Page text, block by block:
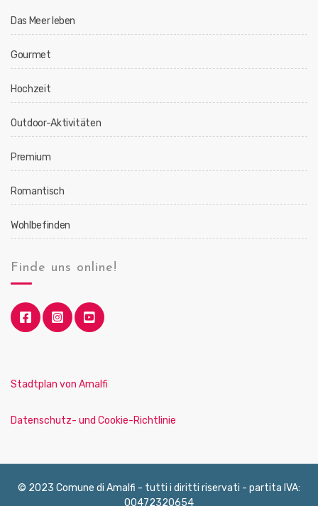
Das Meer leben
Gourmet
Hochzeit
Outdoor-Aktivitäten
Premium
Romantisch
Wohlbefinden
Finde uns online!
Stadtplan von Amalfi
Datenschutz- und Cookie-Richtlinie
© 2023 Comune di Amalfi - tutti i diritti riservati - partita IVA:
00472320654